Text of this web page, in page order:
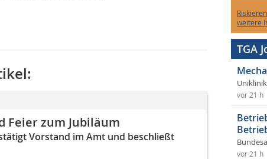
Feier zum Jubiläum
Vorstand im Amt und beschließt
weitere
TGA
vor 21 h
vor 21 h